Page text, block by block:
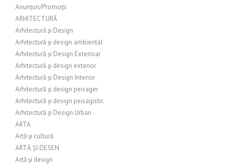
Anunțuri/Promoții
ARHITECTURĂ
Arhitectură și Design
Arhitectură și design ambiental
Arhitectură și Design Exterioar
Arhitectură și design exterior
Arhitectură și Design Interior
Arhitectură și design peisager
Arhitectură și design peisagistic
Arhitectură și Design Urban
ARTA
Artă și cultură
ARTĂ ȘI DESEN
Artă și design